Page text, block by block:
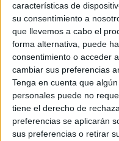
características de
su consentimiento a
que llevemos a cabo el
forma alternativa, puede
consentimiento o acceder
cambiar sus preferencias
Tenga en cuenta que
personales puede no
tiene el derecho de
preferencias se aplicarán
sus preferencias o retirar
Escribe aquí las dudas
respondieran: plazos
disponibles…:
Acepto los
privacidad:*